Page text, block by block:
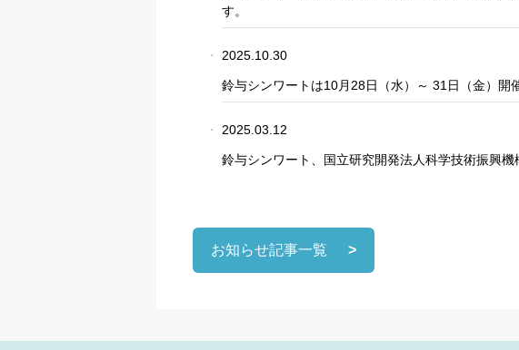
す。
2025.10.30
鈴与シンワートは10月28日（水）～ 31日（金）開
2025.03.12
鈴与シンワート、国立研究開発法人科学技術振興機
お知らせ記事一覧